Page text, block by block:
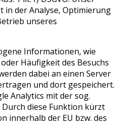
in der Analyse, Optimierung
unseres
Informationen, wie
Häufigkeit des Besuchs
dabei an einen Server
und dort gespeichert.
Analytics mit der sog.
diese Funktion kürzt
innerhalb der EU bzw. des